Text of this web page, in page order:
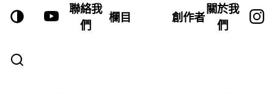
聯絡我
們
欄目 創作者
關於我
們